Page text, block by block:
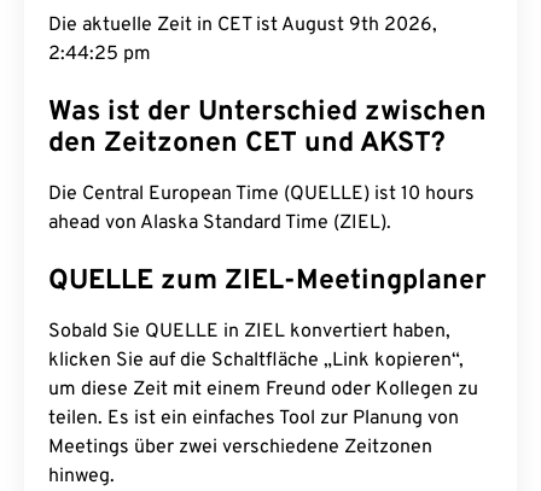
Die aktuelle Zeit in CET ist August 9th 2026,
2:44:26 pm
Was ist der Unterschied zwischen
den Zeitzonen CET und AKST?
Die Central European Time (QUELLE) ist 10 hours
ahead von Alaska Standard Time (ZIEL).
QUELLE zum ZIEL-Meetingplaner
Sobald Sie QUELLE in ZIEL konvertiert haben,
klicken Sie auf die Schaltfläche „Link kopieren“,
um diese Zeit mit einem Freund oder Kollegen zu
teilen. Es ist ein einfaches Tool zur Planung von
Meetings über zwei verschiedene Zeitzonen
hinweg.